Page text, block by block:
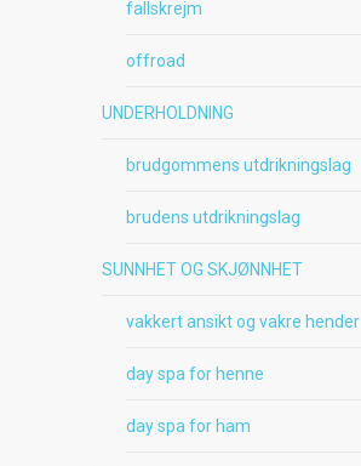
fallskrejm
offroad
UNDERHOLDNING
brudgommens utdrikningslag
brudens utdrikningslag
SUNNHET OG SKJØNNHET
vakkert ansikt og vakre hender
day spa for henne
day spa for ham